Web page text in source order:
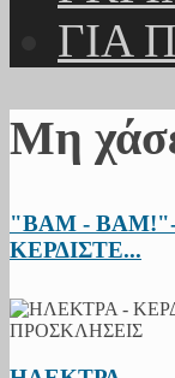
ΓΙΑ
Μη
"BAM -
ΚΕΡΔΙΣΤΕ...